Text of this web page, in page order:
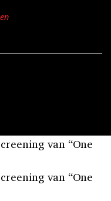
van “One
van “One